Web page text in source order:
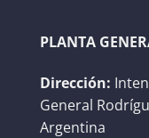
PLANTA
Dirección:
General
Argentina